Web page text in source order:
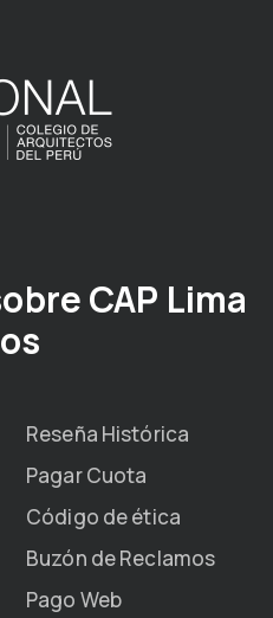
CAP Lima
Reseña Histórica
Pagar Cuota
Código de ética
Buzón de Reclamos
Pago Web